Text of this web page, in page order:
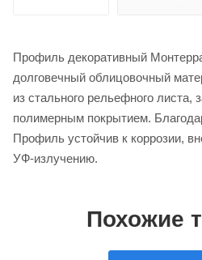
Профиль декоративный
долговечный облицовочный
из стального рельефного листа,
полимерным покрытием.
Профиль устойчив к коррозии,
УФ-излучению.
Похожие